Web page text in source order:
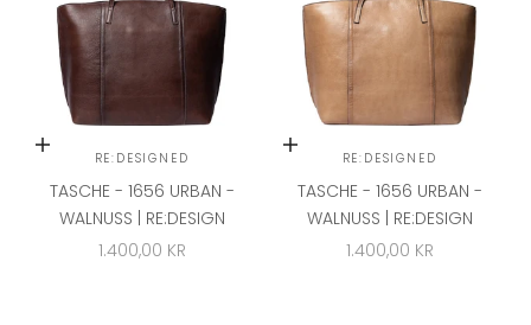
In den Warenkorb
RE:DESIGNED
TASCHE - 1656 URBAN -
WALNUSS | RE:DESIGN
ANGEBOT
1.400,00 KR
In den Warenkorb
RE:DESIGNED
TASCHE - 1656 URBAN -
WALNUSS | RE:DESIGN
ANGEBOT
1.400,00 KR